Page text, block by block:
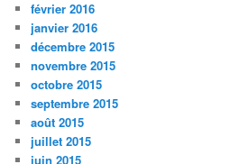
février 2016
janvier 2016
décembre 2015
novembre 2015
octobre 2015
septembre 2015
août 2015
juillet 2015
juin 2015